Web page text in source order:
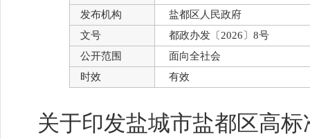
发布机构
盐都区人民政府
文号
都政办发〔2026〕8号
公开范围
面向全社会
时效
有效
关于印发盐城市盐都区高